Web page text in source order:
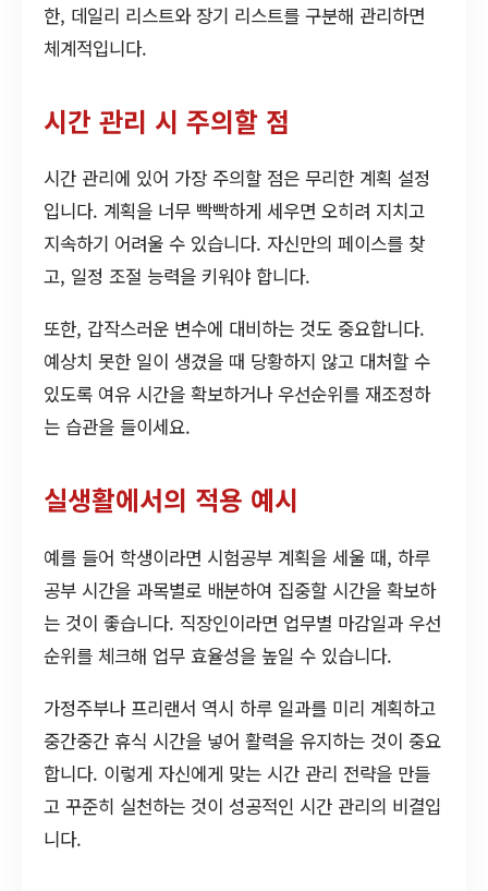
한, 데일리 리스트와 장기 리스트를 구분해 관리하면
체계적입니다.
시간 관리 시 주의할 점
시간 관리에 있어 가장 주의할 점은 무리한 계획 설정
입니다. 계획을 너무 빡빡하게 세우면 오히려 지치고
지속하기 어려울 수 있습니다. 자신만의 페이스를 찾
고, 일정 조절 능력을 키워야 합니다.
또한, 갑작스러운 변수에 대비하는 것도 중요합니다.
예상치 못한 일이 생겼을 때 당황하지 않고 대처할 수
있도록 여유 시간을 확보하거나 우선순위를 재조정하
는 습관을 들이세요.
실생활에서의 적용 예시
예를 들어 학생이라면 시험공부 계획을 세울 때, 하루
공부 시간을 과목별로 배분하여 집중할 시간을 확보하
는 것이 좋습니다. 직장인이라면 업무별 마감일과 우선
순위를 체크해 업무 효율성을 높일 수 있습니다.
가정주부나 프리랜서 역시 하루 일과를 미리 계획하고
중간중간 휴식 시간을 넣어 활력을 유지하는 것이 중요
합니다. 이렇게 자신에게 맞는 시간 관리 전략을 만들
고 꾸준히 실천하는 것이 성공적인 시간 관리의 비결입
니다.